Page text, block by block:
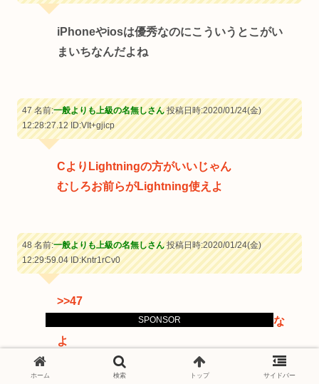
SPONSOR
iPhoneやiosは優秀なのにこういうとこがい
まいちなんだよね
47 名前:一般よりも上級の名無しさん投稿日時:2020/01/24(金)
12:28:27.12ID:VIt+gjicp
CよりLightningの方がいいじゃん
むしろお前らがLightning使えよ
48 名前:一般よりも上級の名無しさん投稿日時:2020/01/24(金)
12:29:59.04ID:Kntr1rCv0
>>47
一企業の独自企画に統一しろとか冗談言うな
よ
ホーム 検索 トップ サイドバー